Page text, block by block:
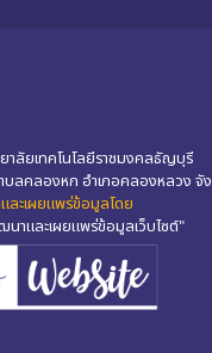
าลัยเทคโนโลยีราชมงคลธัญบุรี
บลคลองหก อำเภอคลองหลวง จั
ละเผยแพร่ข้อมูลโดย
าและเผยแพร่ข้อมูลเว็บไซต์"